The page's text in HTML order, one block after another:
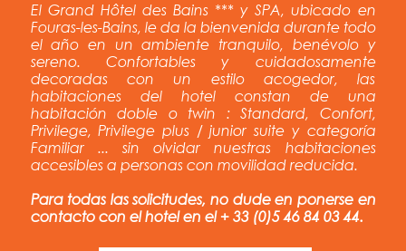
El Grand Hôtel des Bains *** y SPA, ubicado en
Fouras-les-Bains, le da la bienvenida durante todo
el año en un ambiente tranquilo, benévolo y
sereno. Confortables y cuidadosamente
decoradas con un estilo acogedor, las
habitaciones del hotel constan de una
habitación doble o twin : Standard, Confort,
Privilege, Privilege plus / junior suite y categoría
Familiar ... sin olvidar nuestras habitaciones
accesibles a personas con movilidad reducida.
Para todas las solicitudes, no dude en ponerse en
contacto con el hotel en el + 33 (0)5 46 84 03 44.